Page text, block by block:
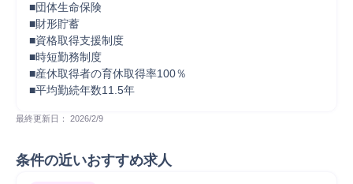
■団体生命保険
■財形貯蓄
■資格取得支援制度
■時短勤務制度
■産休取得者の育休取得率100％
■平均勤続年数11.5年
最終更新日： 2026/2/9
条件の近いおすすめ求人